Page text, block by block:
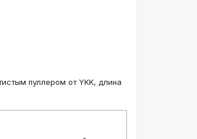
пуллером от YKK, длина